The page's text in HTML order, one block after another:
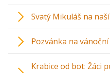
Svatý Mikuláš na
Pozvánka na
Krabice od bot: Žáci